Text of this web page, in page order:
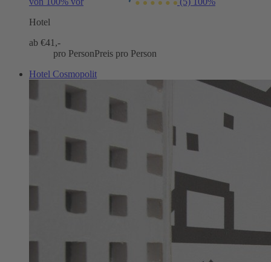
Hotel
ab €41,-
pro PersonPreis pro Person
Hotel Cosmopolit